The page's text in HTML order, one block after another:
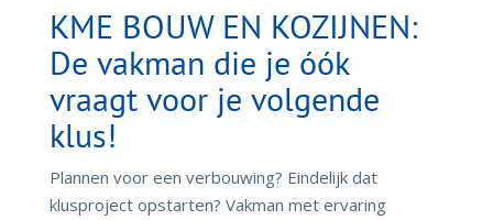
KME BOUW EN KOZIJNEN:
De vakman die je óók
vraagt voor je volgende
klus!
Plannen voor een verbouwing? Eindelijk dat
klusproject opstarten? Vakman met ervaring